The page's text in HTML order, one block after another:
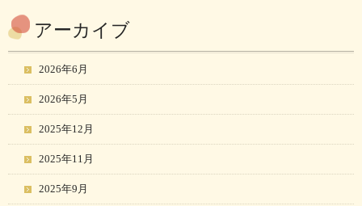
アーカイブ
2026年6月
2026年5月
2025年12月
2025年11月
2025年9月